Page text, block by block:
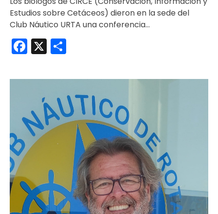
Estudios sobre Cetáceos) dieron en la sede del
Club Náutico URTA una conferencia…
Facebook
X